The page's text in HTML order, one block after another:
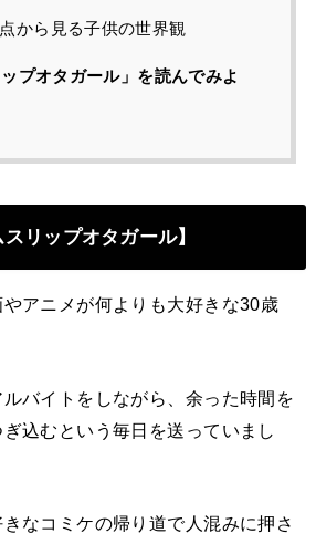
から見る子供の世界観
プオタガール」を読んでみよ
リップオタガール】
アニメが何よりも大好きな30歳
バイトをしながら、余った時間を
込むという毎日を送っていまし
なコミケの帰り道で人混みに押さ